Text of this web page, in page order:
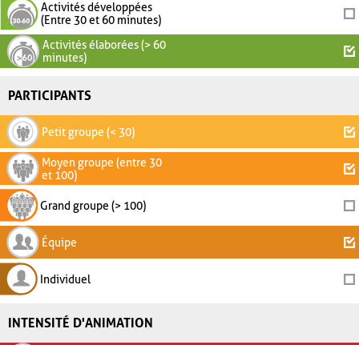
Activités développées
(Entre 30 et 60 minutes)
Activités élaborées (> 60
minutes)
PARTICIPANTS
Petit groupe (< 30)
Moyen groupe (entre 30
et 100)
Grand groupe (> 100)
Équipe
Individuel
INTENSITÉ D'ANIMATION